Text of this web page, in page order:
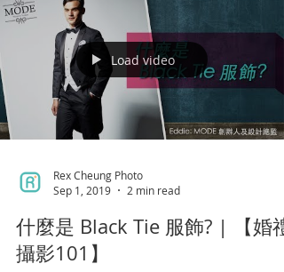
Load video
Rex Cheung Photo
Sep 1, 2019
2 min read
什麼是 Black Tie 服飾? | 【婚禮
攝影101】